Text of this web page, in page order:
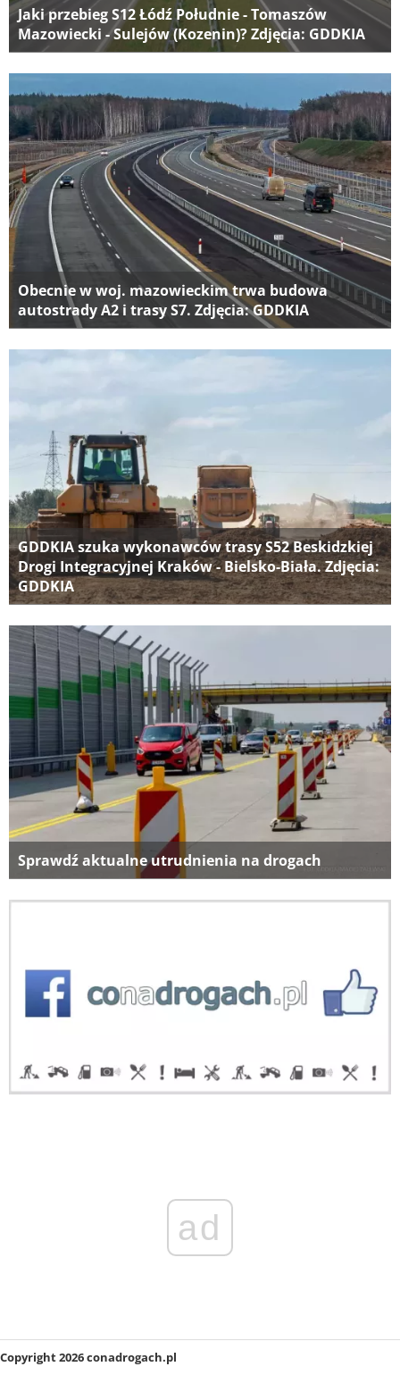
Jaki przebieg S12 Łódź Południe - Tomaszów
Mazowiecki - Sulejów (Kozenin)? Zdjęcia: GDDKIA
Obecnie w woj. mazowieckim trwa budowa
autostrady A2 i trasy S7. Zdjęcia: GDDKIA
GDDKIA szuka wykonawców trasy S52 Beskidzkiej
Drogi Integracyjnej Kraków - Bielsko-Biała. Zdjęcia:
GDDKIA
Sprawdź aktualne utrudnienia na drogach
ad
Copyright 2026 conadrogach.pl